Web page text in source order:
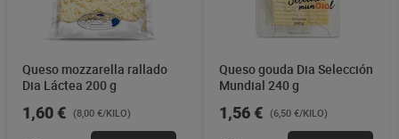
Queso mozzarella rallado
Dia Láctea 200 g
1,60 € (8,00 €/KILO)
Queso gouda Dia Selección
Mundial 240 g
1,56 € (6,50 €/KILO)